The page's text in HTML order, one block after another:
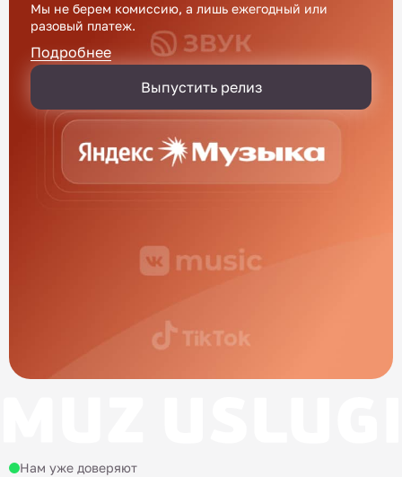
Мы не берем комиссию, а лишь ежегодный или
разовый платеж.
Подробнее
Выпустить релиз
Нам уже доверяют